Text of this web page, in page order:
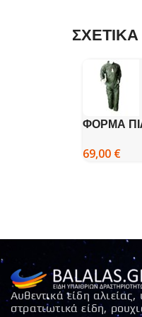
ΦΟΡΜΑ
69,00 €
Αυθεντικά είδη
στρατιωτικά είδη,